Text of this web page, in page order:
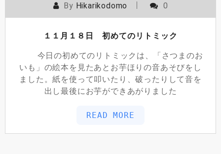
By Hikarikodomo 0
１１月１８日 初めてのリトミック
今日の初めてのリトミックは、「さつまのお
いも」の絵本を見たあとお芋ほりの音あそびをし
ました。紙を使って叩いたり、破ったりして音を
出し最後にお芋ができあがりました
READ MORE